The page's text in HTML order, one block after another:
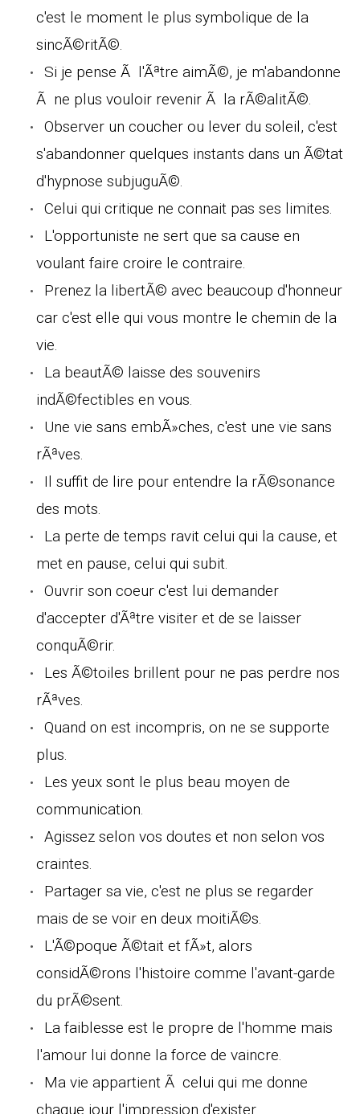
c'est le moment le plus symbolique de la
sincÃ©ritÃ©.
Si je pense Ã l'Ãªtre aimÃ©, je m'abandonne
Ã ne plus vouloir revenir Ã la rÃ©alitÃ©.
Observer un coucher ou lever du soleil, c'est
s'abandonner quelques instants dans un Ã©tat
d'hypnose subjuguÃ©.
Celui qui critique ne connait pas ses limites.
L'opportuniste ne sert que sa cause en
voulant faire croire le contraire.
Prenez la libertÃ© avec beaucoup d'honneur
car c'est elle qui vous montre le chemin de la
vie.
La beautÃ© laisse des souvenirs
indÃ©fectibles en vous.
Une vie sans embÃ»ches, c'est une vie sans
rÃªves.
Il suffit de lire pour entendre la rÃ©sonance
des mots.
La perte de temps ravit celui qui la cause, et
met en pause, celui qui subit.
Ouvrir son coeur c'est lui demander
d'accepter d'Ãªtre visiter et de se laisser
conquÃ©rir.
Les Ã©toiles brillent pour ne pas perdre nos
rÃªves.
Quand on est incompris, on ne se supporte
plus.
Les yeux sont le plus beau moyen de
communication.
Agissez selon vos doutes et non selon vos
craintes.
Partager sa vie, c'est ne plus se regarder
mais de se voir en deux moitiÃ©s.
L'Ã©poque Ã©tait et fÃ»t, alors
considÃ©rons l'histoire comme l'avant-garde
du prÃ©sent.
La faiblesse est le propre de l'homme mais
l'amour lui donne la force de vaincre.
Ma vie appartient Ã celui qui me donne
chaque jour l'impression d'exister.